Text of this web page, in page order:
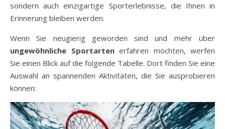
sondern auch einzigartige Sporterlebnisse, die Ihnen in
Erinnerung bleiben werden.
Wenn Sie neugierig geworden sind und mehr über
ungewöhnliche Sportartenerfahren möchten, werfen
Sie einen Blick auf die folgende Tabelle. Dort finden Sie eine
Auswahl an spannenden Aktivitäten, die Sie ausprobieren
können: